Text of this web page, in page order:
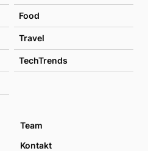
Food
Travel
TechTrends
Team
Kontakt